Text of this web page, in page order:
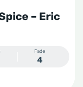
– Eric
Fade
4